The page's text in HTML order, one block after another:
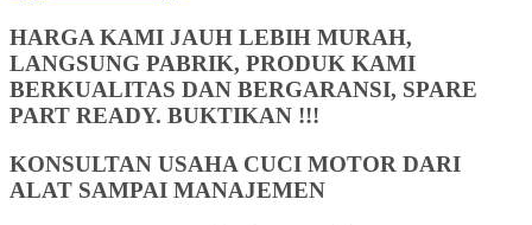
HARGA KAMI JAUH LEBIH MURAH,
LANGSUNG PABRIK, PRODUK KAMI
BERKUALITAS DAN BERGARANSI, SPARE
PART READY. BUKTIKAN !!!
KONSULTAN USAHA CUCI MOTOR DARI
ALAT SAMPAI MANAJEMEN